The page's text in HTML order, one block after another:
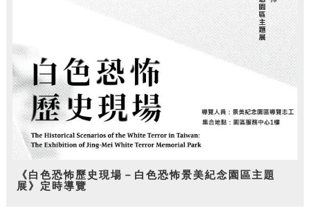
《白色恐怖歷史現場－白色恐怖景美紀念園區主題
展》定時導覽